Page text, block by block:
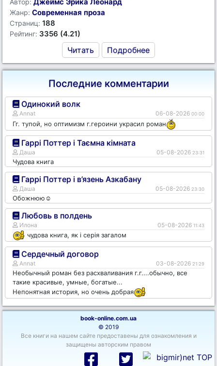
Автор:
Жанр: Современная проза
Страниц: 188
Рейтинг: 3356 (4.21)
Читать Подробнее
Последние комментарии
Одинокий волк
Annat 06-08-2026 00:00
Гг. тупой, но оптимизм г.героини украсил роман
Гаррі Поттер і Таємна кімната
Даша 05-08-2026 23:31
Чудова книга
Гаррі Поттер і в’язень Азкабану
Даша 05-08-2026 23:30
Обожнюю☺️
Любовь в полдень
Илона 05-08-2026 11:43
чудова книга, як і серія загалом
Сердечный договор
Annat 03-08-2026 21:29
Необычный роман без расхваливания г.г....обычно, все
такие красивые, умные, богатые...
Непонятная история, но очень добрая
book-online.com.ua
© 2019
Все книги на нашем сайте предоставены для ознакомления и
защищены авторским правом